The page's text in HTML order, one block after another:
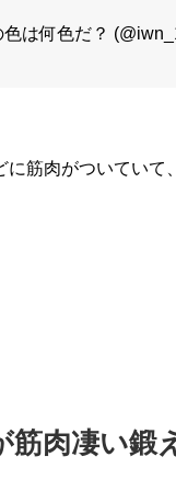
は何色だ？
に筋肉がついてい
筋肉凄い鍛